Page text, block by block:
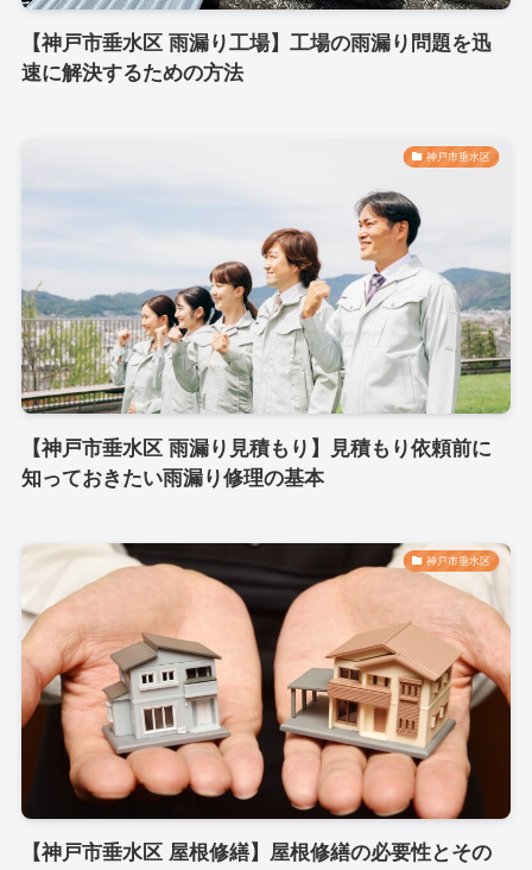
【神戸市垂水区 雨漏り工場】工場の雨漏り問題を迅
速に解決するための方法
神戸市垂水区
【神戸市垂水区 雨漏り見積もり】見積もり依頼前に
知っておきたい雨漏り修理の基本
神戸市垂水区
【神戸市垂水区 屋根修繕】屋根修繕の必要性とその